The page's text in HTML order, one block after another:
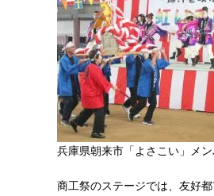
兵庫県朝来市「よさこい」メ
商工祭のステージでは、友好